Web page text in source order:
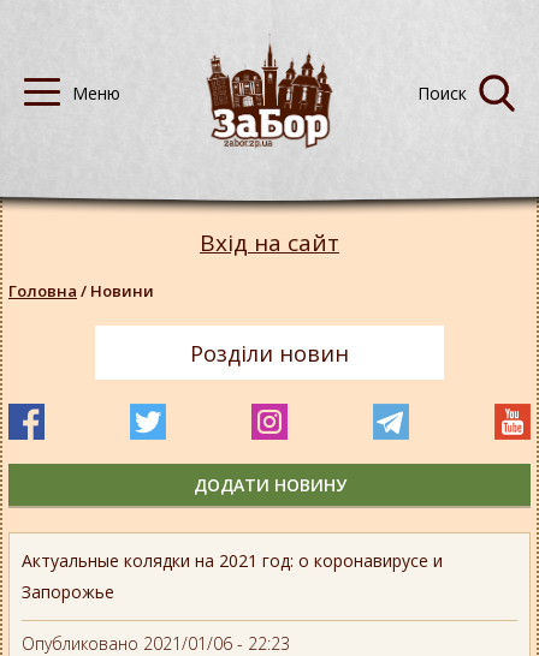
Актуальные колядки на 2021 год: о коронавирусе и
Запорожье
Опубликовано 2021/01/06 - 22:23
Вхід на сайт
Головна / Новини
Розділи новин
ДОДАТИ НОВИНУ